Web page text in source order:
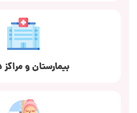
بیمارستان و مراکز